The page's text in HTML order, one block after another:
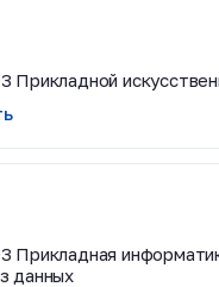
Прикладной
Прикладная
данных